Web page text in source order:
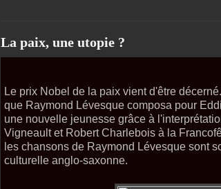
La paix, une utopie ?
Le prix Nobel de la paix vient d'être
que Raymond Lévesque composa pour
une nouvelle jeunesse grâce à
Vigneault et Robert Charlebois à la
les chansons de Raymond Lévesque sont
culturelle anglo-saxonne.